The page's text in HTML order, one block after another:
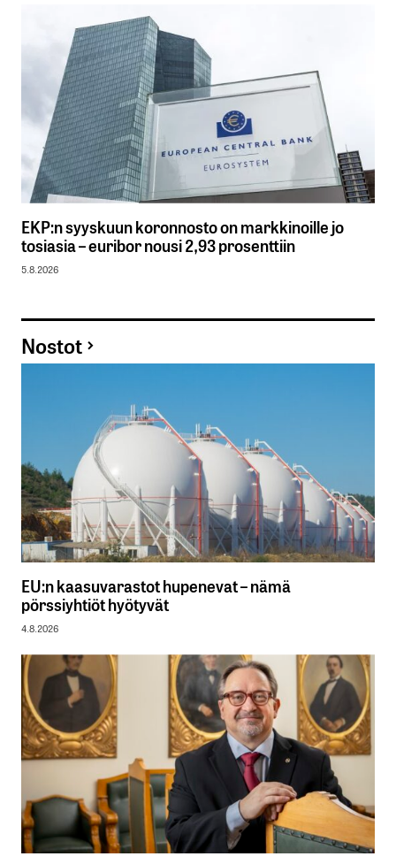
EKP:n syyskuun koronnosto on markkinoille jo
tosiasia – euribor nousi 2,93 prosenttiin
5.8.2026
Nostot
EU:n kaasuvarastot hupenevat – nämä
pörssiyhtiöt hyötyvät
4.8.2026